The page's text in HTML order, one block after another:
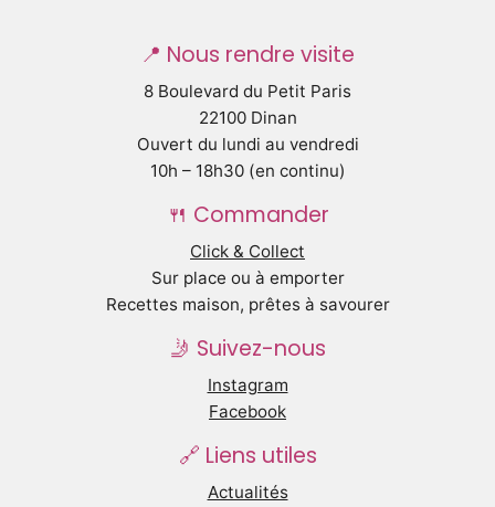
📍 Nous rendre visite
8 Boulevard du Petit Paris
22100 Dinan
Ouvert du lundi au vendredi
10h – 18h30 (en continu)
🍴 Commander
Click & Collect
Sur place ou à emporter
Recettes maison, prêtes à savourer
🤳 Suivez-nous
Instagram
Facebook
🔗 Liens utiles
Actualités